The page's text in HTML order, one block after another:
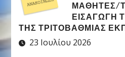
ΜΑΘΗΤΈΣ/
ΕΙΣΑΓΩΓΉ
ΤΗΣ ΤΡΙΤΟΒΆΘΜΙΑΣ
23 Ιουλίου 2026